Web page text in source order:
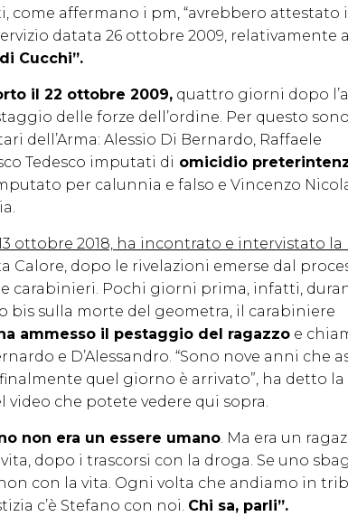
come affermano i pm, “avrebbero attestato
datata 26 ottobre 2009, relativamente
Cucchi”.
il 22 ottobre 2009, quattro giorni dopo
delle forze dell’ordine. Per questo
dell’Arma: Alessio Di Bernardo, Raffaele
Tedesco imputati di omicidio
per calunnia e falso e Vincenzo
ottobre 2018, ha incontrato e intervistato la
Calore, dopo le rivelazioni emerse dal
carabinieri. Pochi giorni prima, infatti,
bis sulla morte del geometra, il carabiniere
ammesso il pestaggio del ragazzo e
e D’Alessandro. “Sono nove anni che
quel giorno è arrivato”, ha detto la
video che potete vedere qui sopra.
non era un essere umano . Ma era un
dopo i trascorsi con la droga. Se uno
con la vita. Ogni volta che andiamo in
c’è Stefano con noi. Chi sa, parli”.